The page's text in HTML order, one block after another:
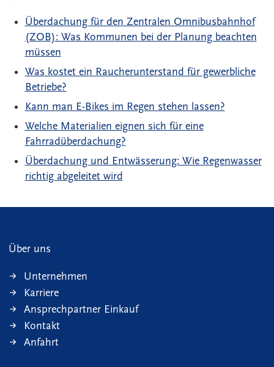
Überdachung für den Zentralen Omnibusbahnhof
(ZOB): Was Kommunen bei der Planung beachten
müssen
Was kostet ein Raucherunterstand für gewerbliche
Betriebe?
Kann man E-Bikes im Regen stehen lassen?
Welche Materialien eignen sich für eine
Fahrradüberdachung?
Überdachung und Entwässerung: Wie Regenwasser
richtig abgeleitet wird
Über uns
Unternehmen
Karriere
Ansprechpartner Einkauf
Kontakt
Anfahrt